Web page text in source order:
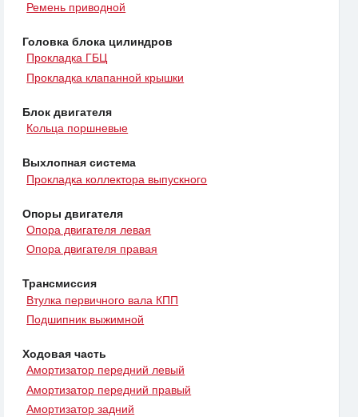
Ремень приводной
Головка блока цилиндров
Прокладка ГБЦ
Прокладка клапанной крышки
Блок двигателя
Кольца поршневые
Выхлопная система
Прокладка коллектора выпускного
Опоры двигателя
Опора двигателя левая
Опора двигателя правая
Трансмиссия
Втулка первичного вала КПП
Подшипник выжимной
Ходовая часть
Амортизатор передний левый
Амортизатор передний правый
Амортизатор задний